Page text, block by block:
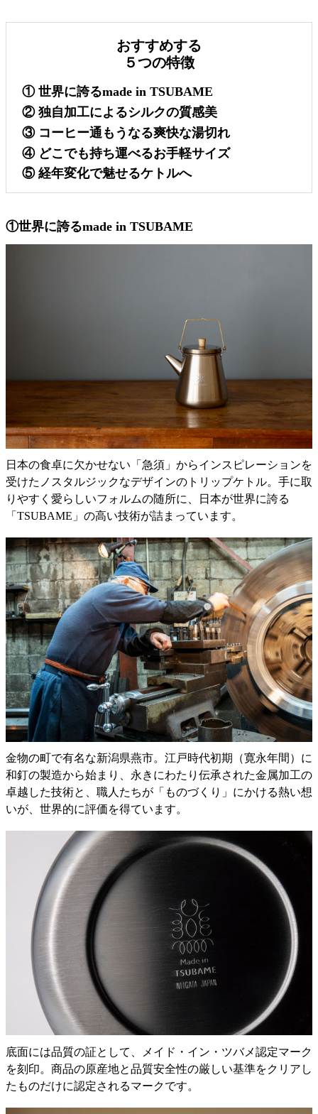
おすすめする
５つの特徴
① 世界に誇るmade in TSUBAME
② 独自加工によるシルクの質感美
③ コーヒー通もうなる爽快な湯切れ
④ どこでも持ち運べるお手軽サイズ
⑤ 経年変化で魅せるケトルへ
①世界に誇るmade in TSUBAME
日本の食卓に欠かせない「急須」からインスピレーションを
受けたノスタルジックなデザインのトリップケトル。手に取
りやすく愛らしいフォルムの随所に、日本が世界に誇る
「TSUBAME」の高い技術が詰まっています。
金物の町で有名な新潟県燕市。江戸時代初期（寛永年間）に
和釘の製造から始まり、永きにわたり伝承された金属加工の
卓越した技術と、職人たちが「ものづくり」にかける熱い想
いが、世界的に評価を得ています。
底面には品質の証として、メイド・イン・ツバメ認定マーク
を刻印。商品の原産地と品質安全性の厳しい基準をクリアし
たものだけに認定されるマークです。